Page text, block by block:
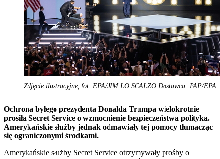
Zdjęcie ilustracyjne, fot. EPA/JIM LO SCALZO Dostawca: PAP/EPA.
Ochrona byłego prezydenta Donalda Trumpa wielokrotnie
prosiła Secret Service o wzmocnienie bezpieczeństwa polityka.
Amerykańskie służby jednak odmawiały tej pomocy tłumacząc
się ograniczonymi środkami.
Amerykańskie służby Secret Service otrzymywały prośby o